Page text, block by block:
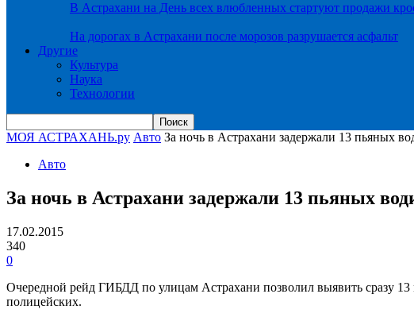
В Астрахани на День всех влюбленных стартуют продажи
На дорогах в Астрахани после морозов разрушается асфальт
Другие
Культура
Наука
Технологии
МОЯ АСТРАХАНЬ.ру Авто За ночь в Астрахани задержали 13 пьяных
Авто
За ночь в Астрахани задержали 13 пьяных
17.02.2015
340
0
Очередной рейд ГИБДД по улицам Астрахани позволил выявить сразу 13
полицейских.